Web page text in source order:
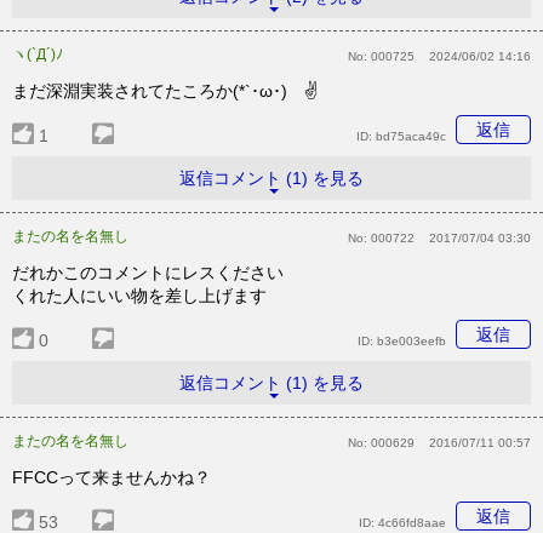
ヽ(`Д´)ﾉ No: 000725 2024/06/02 14:16
まだ深淵実装されてたころか(*`･ω･)ゞ✌️
1 返信
ID: bd75aca49c
返信コメント (1) を見る
またの名を名無し No: 000722 2017/07/04 03:30
だれかこのコメントにレスください
くれた人にいい物を差し上げます
0 返信
ID: b3e003eefb
返信コメント (1) を見る
またの名を名無し No: 000629 2016/07/11 00:57
FFCCって来ませんかね？
53 返信
ID: 4c66fd8aae